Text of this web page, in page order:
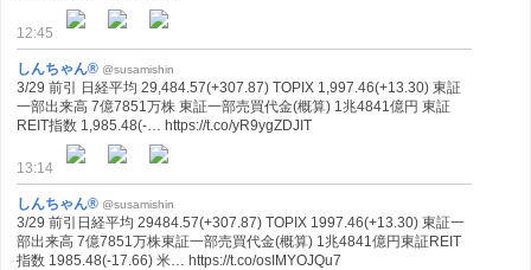
12:45
しんちゃん® @susamishin
3/29 前引 日経平均 29,484.57(+307.87) TOPIX 1,997.46(+13.30) 東証
一部出来高 7億7851万株 東証一部売買代金(概算) 1兆4841億円 東証
REIT指数 1,985.48(-… https://t.co/yR9ygZDJIT
13:14
しんちゃん® @susamishin
3/29 前引日経平均 29484.57(+307.87) TOPIX 1997.46(+13.30) 東証一
部出来高 7億7851万株東証一部売買代金(概算) 1兆4841億円東証REIT
指数 1985.48(-17.66) 米… https://t.co/osIMYOJQu7